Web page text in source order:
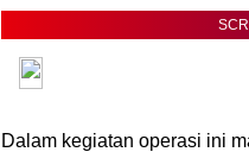
Dalam kegiatan operasi ini